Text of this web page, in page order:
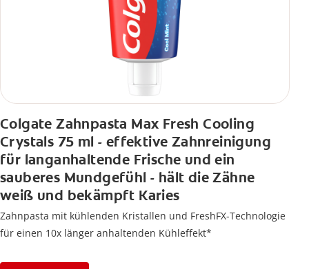
Colgate Zahnpasta Max Fresh Cooling
Crystals 75 ml - effektive Zahnreinigung
für langanhaltende Frische und ein
sauberes Mundgefühl - hält die Zähne
weiß und bekämpft Karies
Zahnpasta mit kühlenden Kristallen und FreshFX-Technologie
für einen 10x länger anhaltenden Kühleffekt*